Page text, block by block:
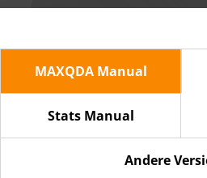
MAXQDA Manual
Stats Manual
Andere